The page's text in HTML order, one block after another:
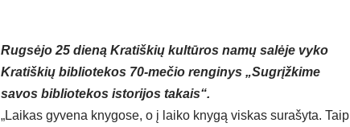
Rugsėjo 25 dieną Kratiškių kultūros namų salėje vyko
Kratiškių bibliotekos 70-mečio renginys „Sugrįžkime
savos bibliotekos istorijos takais“.
„Laikas gyvena knygose, o į laiko knygą viskas surašyta. Taip